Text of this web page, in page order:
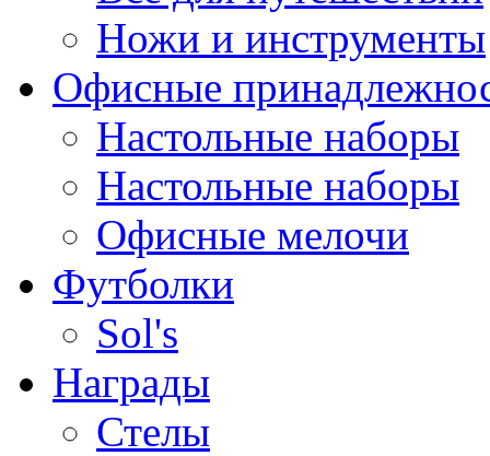
Ножи и инструменты
Офисные
Настольные наборы
Настольные наборы
Офисные мелочи
Футболки
Sol's
Награды
Стелы